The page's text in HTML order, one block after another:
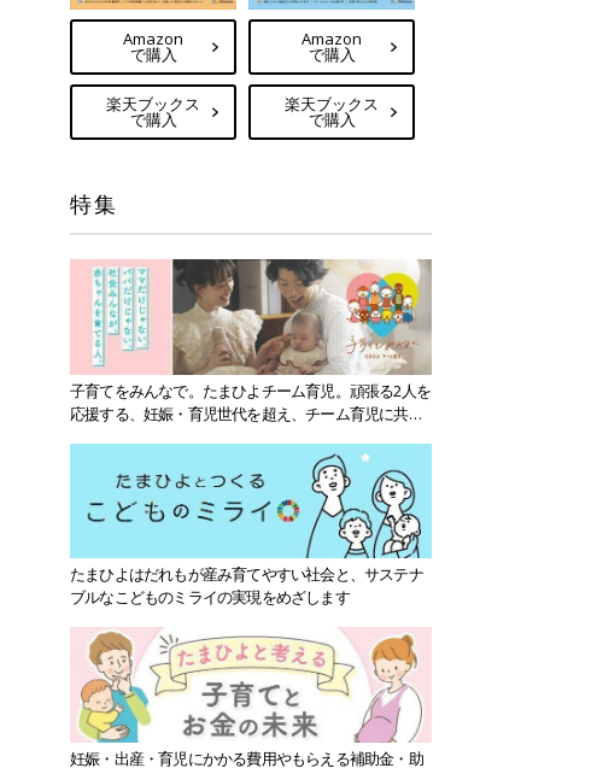
Amazon
で購入
楽天ブックス
で購入
Amazon
で購入
楽天ブックス
で購入
特集
子育てをみんなで。たまひよチーム育児。頑張る2人を
応援する、妊娠・育児世代を超え、チーム育児に共感
たまひよはだれもが産み育てやすい社会と、サステナ
ブルなこどものミライの実現をめざします
妊娠・出産・育児にかかる費用やもらえる補助金・助